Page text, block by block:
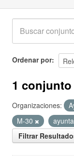
Ordenar por
1
Organizaciones:
M-30
Filtrar